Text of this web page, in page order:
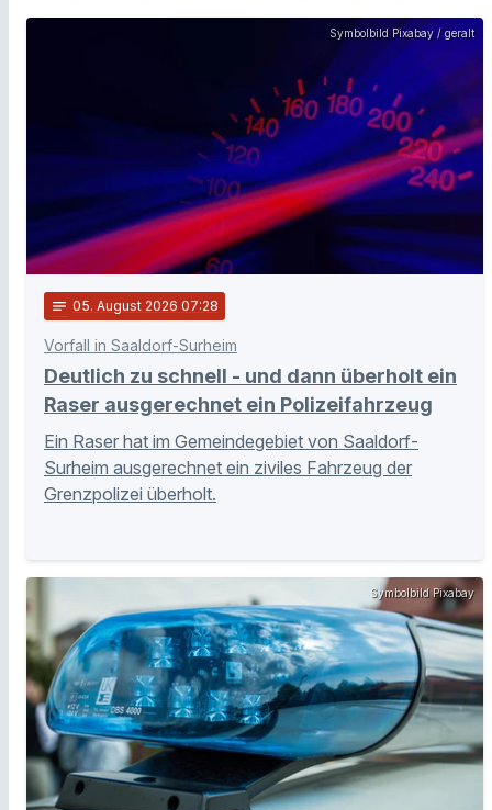
Symbolbild Pixabay / geralt
notes 05. August 2026 07:28
Vorfall in Saaldorf-Surheim
Deutlich zu schnell - und dann überholt ein
Raser ausgerechnet ein Polizeifahrzeug
Ein Raser hat im Gemeindegebiet von Saaldorf-
Surheim ausgerechnet ein ziviles Fahrzeug der
Grenzpolizei überholt.
Symbolbild Pixabay